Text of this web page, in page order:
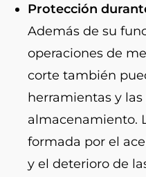
Protección
Además de su
operaciones de
corte también
herramientas y
almacenamiento.
formada por el
y el deterioro de